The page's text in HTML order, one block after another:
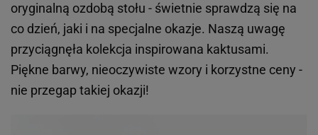
oryginalną ozdobą stołu - świetnie sprawdzą się na
co dzień, jaki i na specjalne okazje. Naszą uwagę
przyciągnęła kolekcja inspirowana kaktusami.
Piękne barwy, nieoczywiste wzory i korzystne ceny -
nie przegap takiej okazji!